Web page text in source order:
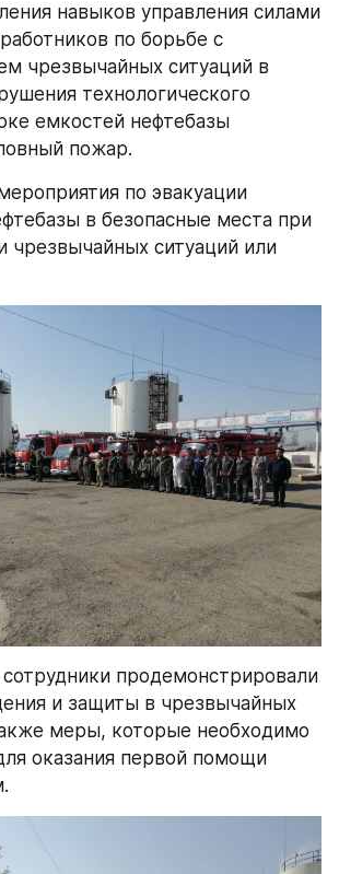
навыков управления силами
по борьбе с
чрезвычайных ситуаций в
технологического
емкостей нефтебазы
пожар.
по эвакуации
в безопасные места при
чрезвычайных ситуаций или
продемонстрировали
и защиты в чрезвычайных
меры, которые необходимо
оказания первой помощи